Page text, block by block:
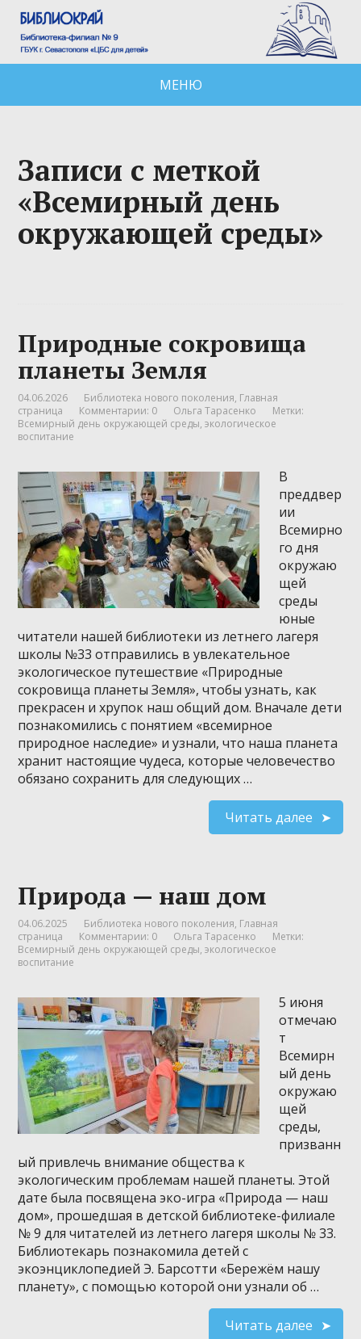
МЕНЮ
Записи с меткой
«Всемирный день
окружающей среды»
Природные сокровища
планеты Земля
04.06.2026 Библиотека нового поколения, Главная
страница
Комментарии: 0 Ольга Тарасенко
Метки:
Всемирный день окружающей среды,экологическое
воспитание
В
преддвер
ии
Всемирно
го дня
окружаю
щей
среды
юные
читатели нашей библиотеки из летнего лагеря
школы №33 отправились в увлекательное
экологическое путешествие «Природные
сокровища планеты Земля», чтобы узнать, как
прекрасен и хрупок наш общий дом. Вначале дети
познакомились с понятием «всемирное
природное наследие» и узнали, что наша планета
хранит настоящие чудеса, которые человечество
обязано сохранить для следующих …
Читать далее
Природа — наш дом
04.06.2025 Библиотека нового поколения, Главная
страница
Комментарии: 0 Ольга Тарасенко
Метки:
Всемирный день окружающей среды,экологическое
воспитание
5 июня
отмечаю
т
Всемирн
ый день
окружаю
щей
среды,
призванн
ый привлечь внимание общества к
экологическим проблемам нашей планеты. Этой
дате была посвящена эко-игра «Природа — наш
дом», прошедшая в детской библиотеке-филиале
№ 9 для читателей из летнего лагеря школы № 33.
Библиотекарь познакомила детей с
экоэнциклопедией Э. Барсотти «Бережём нашу
планету», с помощью которой они узнали об …
Читать далее